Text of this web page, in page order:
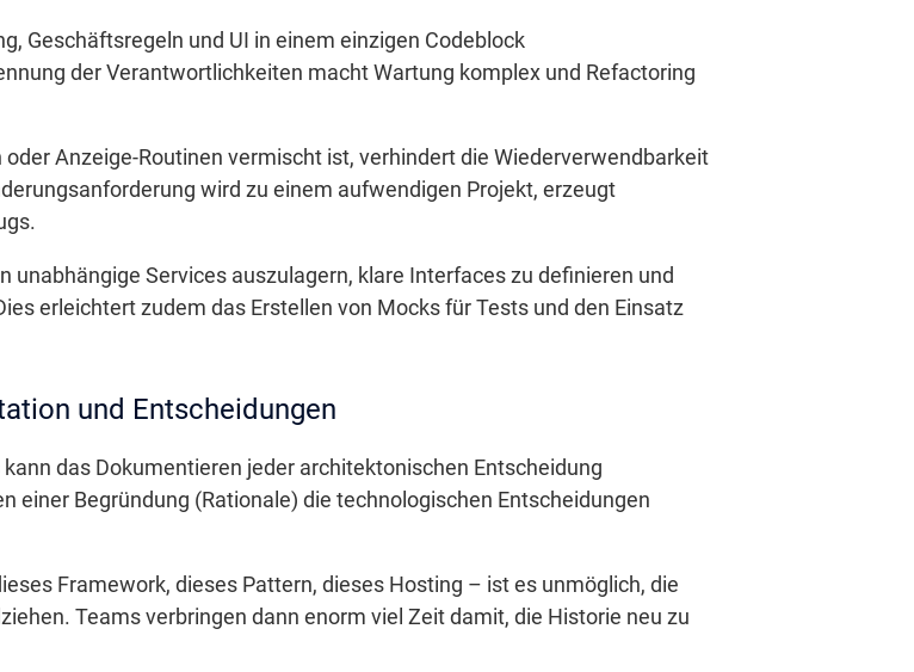
Geschäftsregeln und UI in einem einzigen Codeblock
der Verantwortlichkeiten macht Wartung komplex und Refactoring
Anzeige-Routinen vermischt ist, verhindert die Wiederverwendbarkeit
wird zu einem aufwendigen Projekt, erzeugt
unabhängige Services auszulagern, klare Interfaces zu definieren und
erleichtert zudem das Erstellen von Mocks für Tests und den Einsatz
und Entscheidungen
das Dokumentieren jeder architektonischen Entscheidung
einer Begründung (Rationale) die technologischen Entscheidungen
Framework, dieses Pattern, dieses Hosting – ist es unmöglich, die
Teams verbringen dann enorm viel Zeit damit, die Historie neu zu